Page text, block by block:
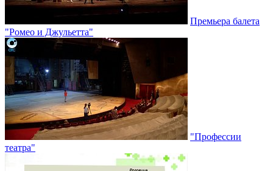
Премьера балета
"Ромео и Джульетта"
"Профессии
театра"